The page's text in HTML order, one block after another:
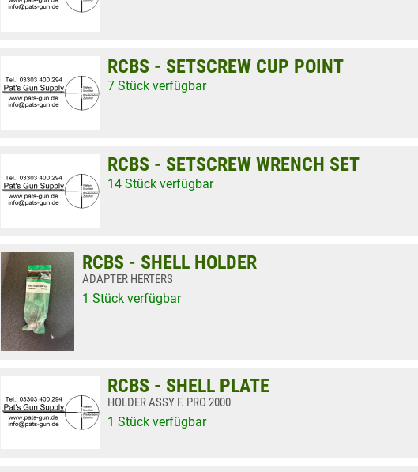
RCBS - SETSCREW CUP POINT
7 Stück verfügbar
RCBS - SETSCREW WRENCH SET
14 Stück verfügbar
RCBS - SHELL HOLDER
ADAPTER HERTERS
1 Stück verfügbar
RCBS - SHELL PLATE
HOLDER ASSY F. PRO 2000
1 Stück verfügbar